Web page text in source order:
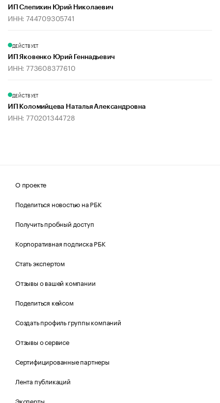
ИП Слепихин Юрий Николаевич
ИНН: 744709305741
ДЕЙСТВУЕТ
ИП Яковенко Юрий Геннадьевич
ИНН: 773608377610
ДЕЙСТВУЕТ
ИП Коломийцева Наталья Александровна
ИНН: 770201344728
О проекте
Поделиться новостью на РБК
Получить пробный доступ
Корпоративная подписка РБК
Стать экспертом
Отзывы о вашей компании
Поделиться кейсом
Создать профиль группы компаний
Отзывы о сервисе
Сертифицированные партнеры
Лента публикаций
Эксперты